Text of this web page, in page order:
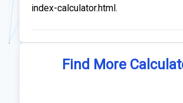
index-calculator.html.
Find More